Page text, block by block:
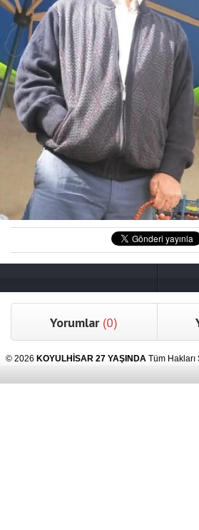
Yorumlar (0)
© 2026 KOYULHİSAR 27 YAŞINDA Tüm Hakları